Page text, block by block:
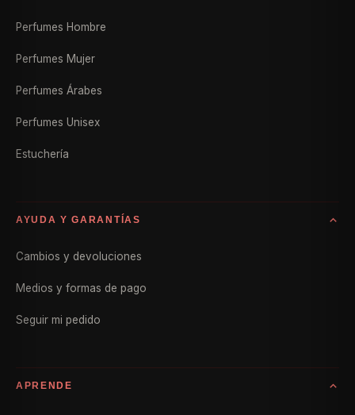
Perfumes Hombre
Perfumes Mujer
Perfumes Árabes
Perfumes Unisex
Estuchería
AYUDA Y GARANTÍAS
Cambios y devoluciones
Medios y formas de pago
Seguir mi pedido
APRENDE